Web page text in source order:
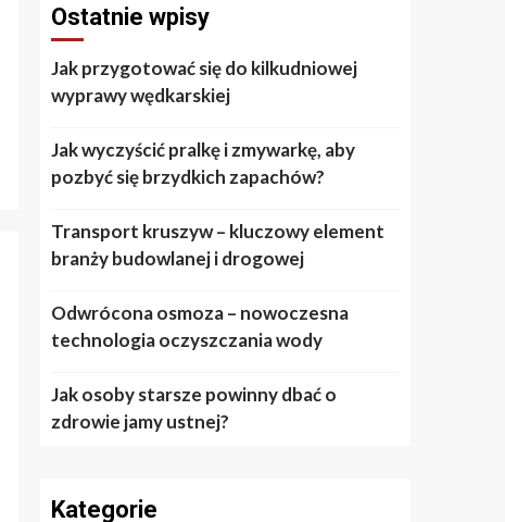
Ostatnie wpisy
Jak przygotować się do kilkudniowej
wyprawy wędkarskiej
Jak wyczyścić pralkę i zmywarkę, aby
pozbyć się brzydkich zapachów?
Transport kruszyw – kluczowy element
branży budowlanej i drogowej
Odwrócona osmoza – nowoczesna
technologia oczyszczania wody
Jak osoby starsze powinny dbać o
zdrowie jamy ustnej?
Kategorie